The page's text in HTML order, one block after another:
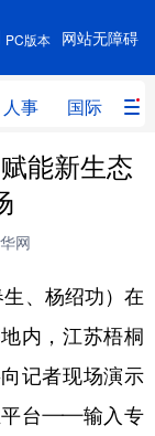
网站无障碍
PC版本
人事 国际 财
人事
体育
军事
能新生态
网
、杨绍功）在
内，江苏梧桐
记者现场演示
平台——输入专